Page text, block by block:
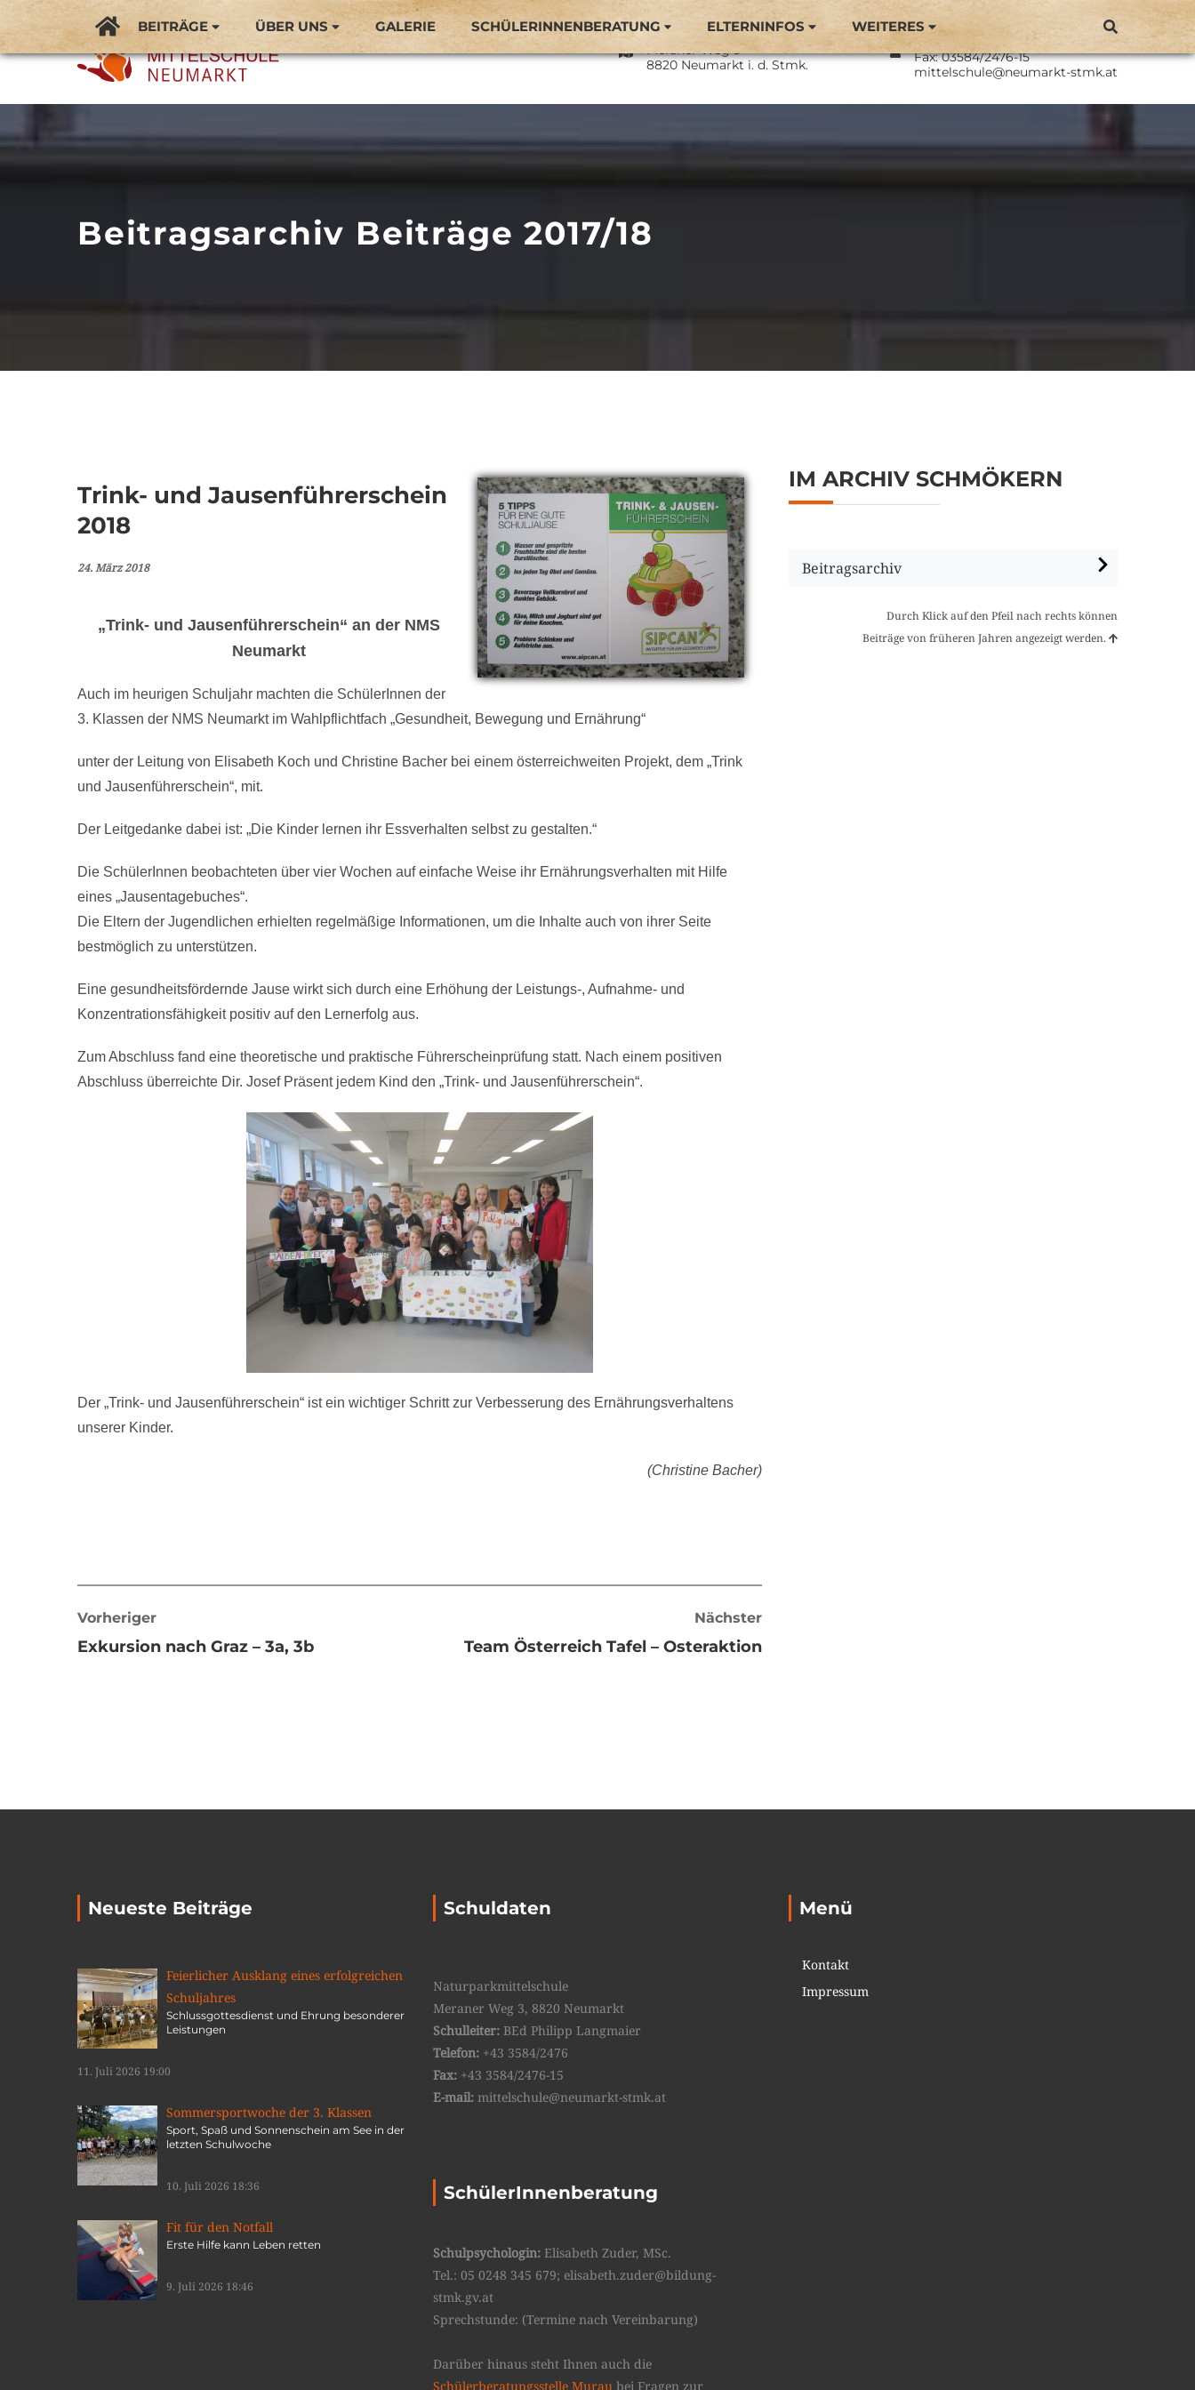
Naturparkmittelschule Neumarkt
Meraner Weg 3
8820 Neumarkt i. d. Stmk.
Direktor: BEd Philipp Langmaier
Tel.: 03584/2476
Fax: 03584/2476-15
mittelschule@neumarkt-stmk.at
BEITRÄGE ÜBER UNS GALERIE SCHÜLERINNENBERATUNG ELTERNINFOS WEITERES
Beitragsarchiv Beiträge 2017/18
Trink- und Jausenführerschein
2018
24. März 2018
„Trink- und Jausenführerschein“ an der NMS
Neumarkt
Auch im heurigen Schuljahr machten die SchülerInnen der
3. Klassen der NMS Neumarkt im Wahlpflichtfach „Gesundheit, Bewegung und Ernährung“
unter der Leitung von Elisabeth Koch und Christine Bacher bei einem österreichweiten Projekt, dem „Trink
und Jausenführerschein“, mit.
Der Leitgedanke dabei ist: „Die Kinder lernen ihr Essverhalten selbst zu gestalten.“
Die SchülerInnen beobachteten über vier Wochen auf einfache Weise ihr Ernährungsverhalten mit Hilfe
eines „Jausentagebuches“.
Die Eltern der Jugendlichen erhielten regelmäßige Informationen, um die Inhalte auch von ihrer Seite
bestmöglich zu unterstützen.
Eine gesundheitsfördernde Jause wirkt sich durch eine Erhöhung der Leistungs-, Aufnahme- und
Konzentrationsfähigkeit positiv auf den Lernerfolg aus.
Zum Abschluss fand eine theoretische und praktische Führerscheinprüfung statt. Nach einem positiven
Abschluss überreichte Dir. Josef Präsent jedem Kind den „Trink- und Jausenführerschein“.
Der „Trink- und Jausenführerschein“ ist ein wichtiger Schritt zur Verbesserung des Ernährungsverhaltens
unserer Kinder.
(Christine Bacher)
Vorheriger
Exkursion nach Graz – 3a, 3b
Nächster
Team Österreich Tafel – Osteraktion
IM ARCHIV SCHMÖKERN
Beitragsarchiv
Durch Klick auf den Pfeil nach rechts können
Beiträge von früheren Jahren angezeigt werden.
Neueste Beiträge
Feierlicher Ausklang eines erfolgreichen
Schuljahres
Schlussgottesdienst und Ehrung besonderer
Leistungen
11. Juli 2026 19:00
Sommersportwoche der 3. Klassen
Sport, Spaß und Sonnenschein am See in der
letzten Schulwoche
10. Juli 2026 18:36
Fit für den Notfall
Erste Hilfe kann Leben retten
9. Juli 2026 18:46
Schuldaten
Naturparkmittelschule
Meraner Weg 3, 8820 Neumarkt
Schulleiter: BEd Philipp Langmaier
Telefon: +43 3584/2476
Fax: +43 3584/2476-15
E-mail: mittelschule@neumarkt-stmk.at
SchülerInnenberatung
Schulpsychologin: Elisabeth Zuder, MSc.
Tel.: 05 0248 345 679; elisabeth.zuder@bildung-
stmk.gv.at
Sprechstunde: (Termine nach Vereinbarung)
Darüber hinaus steht Ihnen auch die
Schülerberatungsstelle Murau bei Fragen zur
Menü
Kontakt
Impressum